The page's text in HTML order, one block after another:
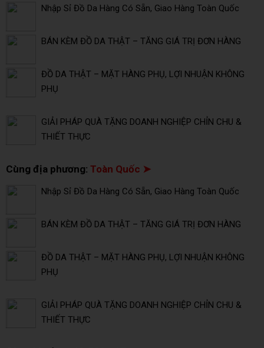
Nhập Sỉ Đồ Da Hàng Có Sẵn, Giao Hàng Toàn Quốc
BÁN KÈM ĐỒ DA THẬT – TĂNG GIÁ TRỊ ĐƠN HÀNG
ĐỒ DA THẬT – MẶT HÀNG PHỤ, LỢI NHUẬN KHÔNG
PHỤ
GIẢI PHÁP QUÀ TẶNG DOANH NGHIỆP CHỈN CHU &
THIẾT THỰC
Cùng địa phương: Toàn Quốc ➤
Nhập Sỉ Đồ Da Hàng Có Sẵn, Giao Hàng Toàn Quốc
BÁN KÈM ĐỒ DA THẬT – TĂNG GIÁ TRỊ ĐƠN HÀNG
ĐỒ DA THẬT – MẶT HÀNG PHỤ, LỢI NHUẬN KHÔNG
PHỤ
GIẢI PHÁP QUÀ TẶNG DOANH NGHIỆP CHỈN CHU &
THIẾT THỰC